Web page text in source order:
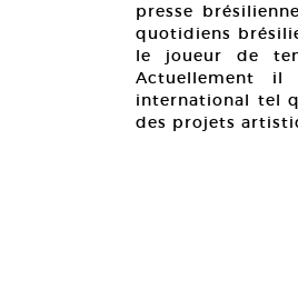
presse
quotidiens
le joueur de
Actuellement il
international tel
des projets